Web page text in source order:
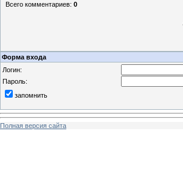
Всего комментариев: 0
Форма входа
Логин:
Пароль:
запомнить
Полная версия сайта